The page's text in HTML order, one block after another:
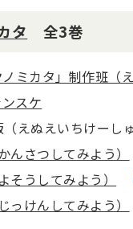
タ 全3巻
ノミカタ」制作班
スケ
（えぬえいちけーし
んさつしてみよう）
そうしてみよう）
っけんしてみよう）